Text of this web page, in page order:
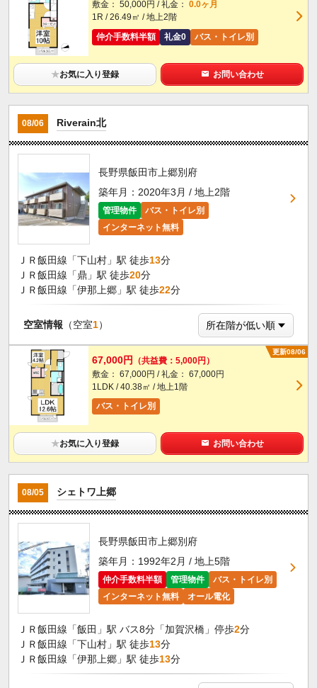
敷金： 50,000円 / 礼金： 0.0ヶ月
1R / 26.49㎡ / 地上2階
仲介手数料半額
礼金0 バス・トイレ別
★お気に入り登録 お問い合わせ
08/06 Riverain北
長野県飯田市上郷別府
築年月：2020年3月 / 地上2階
管理物件
バス・トイレ別
インターネット無料
ＪＲ飯田線「下山村」駅 徒歩13分
ＪＲ飯田線「鼎」駅 徒歩20分
ＪＲ飯田線「伊那上郷」駅 徒歩22分
空室情報 （空室1）
更新08/06
67,000円 （共益費：5,000円）
敷金： 67,000円 / 礼金： 67,000円
1LDK / 40.38㎡ / 地上1階
バス・トイレ別
★お気に入り登録 お問い合わせ
08/05 シェトワ上郷
長野県飯田市上郷別府
築年月：1992年2月 / 地上5階
仲介手数料半額 管理物件
バス・トイレ別
インターネット無料
オール電化
ＪＲ飯田線「飯田」駅 バス8分「加賀沢橋」停歩2分
ＪＲ飯田線「下山村」駅 徒歩13分
ＪＲ飯田線「伊那上郷」駅 徒歩13分